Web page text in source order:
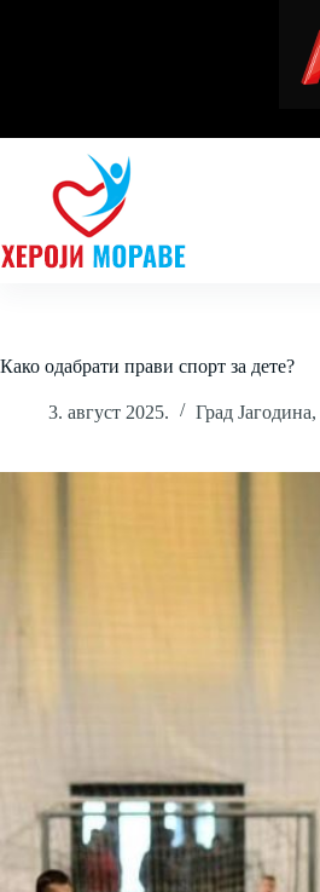
Како одабрати прави спорт за дете?
3. август 2025. Град Јагодина,